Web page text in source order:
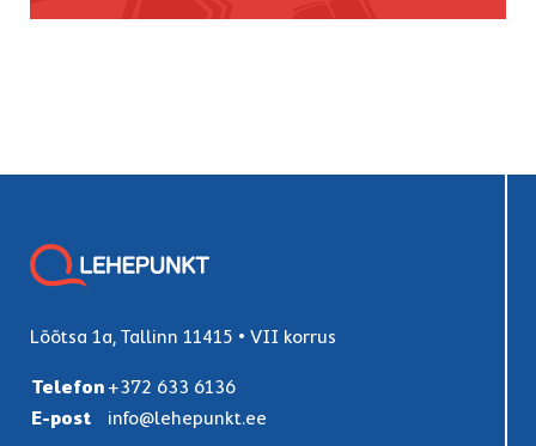
Lõõtsa 1a, Tallinn 11415 • VII korrus
Telefon+372 633 6136
E-post
info@lehepunkt.ee